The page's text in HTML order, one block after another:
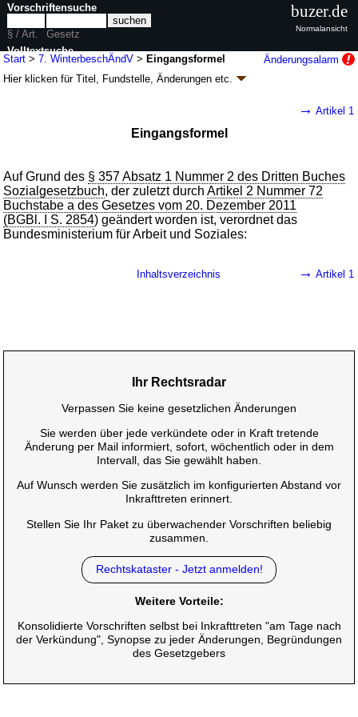
Start >7. WinterbeschÄndV >Eingangsformel
Änderungsalarm
Hier klicken fürTitel, Fundstelle, Änderungen etc.
Änderungs-Verordnung (7. WinterbeschÄndV)
BGBl. 2023 I Nr. 237; Geltung ab 01.10.2023
→ Artikel 1
Eingangsformel
Auf Grund des § 357 Absatz 1 Nummer 2 des Dritten Buches
Sozialgesetzbuch, der zuletzt durchArtikel 2 Nummer 72
Buchstabe a des Gesetzes vom 20. Dezember 2011
(BGBl. I S. 2854) geändert worden ist, verordnet das
Bundesministerium für Arbeit und Soziales:
Inhaltsverzeichnis → Artikel 1
Vorschriftensuche
§ / Art.
Gesetz
Volltextsuche
nur in 7. WinterbeschÄndV
buzer.de
Normalansicht
Ihr Rechtsradar
Verpassen Sie keine gesetzlichen Änderungen
Sie werden über jede verkündete oder in Kraft tretende
Änderung per Mail informiert, sofort, wöchentlich oder in dem
Intervall, das Sie gewählt haben.
Auf Wunsch werden Sie zusätzlich im konfigurierten Abstand vor
Inkrafttreten erinnert.
Stellen Sie Ihr Paket zu überwachender Vorschriften beliebig
zusammen.
Rechtskataster - Jetzt anmelden!
Weitere Vorteile:
Konsolidierte Vorschriften selbst bei Inkrafttreten "am Tage nach
der Verkündung", Synopse zu jeder Änderungen, Begründungen
des Gesetzgebers